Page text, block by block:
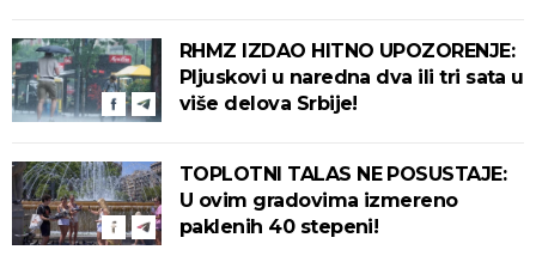
RHMZ IZDAO HITNO UPOZORENJE:
Pljuskovi u naredna dva ili tri sata u
više delova Srbije!
TOPLOTNI TALAS NE POSUSTAJE:
U ovim gradovima izmereno
paklenih 40 stepeni!